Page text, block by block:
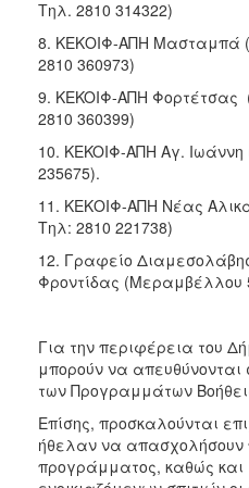
Τηλ. 2810 314322)
8. ΚΕΚΟΙΦ-ΑΠΗ Mασταμπά
2810 360973)
9. KEKOIΦ-ΑΠΗ Φορτέτσας
2810 360399)
10. KEKOIΦ-ΑΠΗ Αγ.
11. ΚΕΚΟΙΦ-ΑΠΗ Νέας
Τηλ: 2810 221738)
12. Γραφείο
Φροντίδας (Μεραμβέλλου
Για την περιφέρεια του
μπορούν να απευθύνονται
των Προγραμμάτων
Επίσης, προσκαλούνται
ήθελαν να απασχολήσουν
προγράμματος, καθώς και